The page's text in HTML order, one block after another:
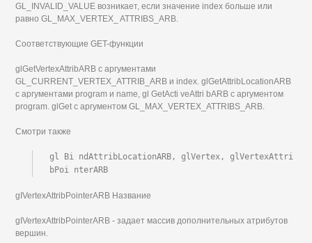
GL_INVALID_VALUE возникает, если значение index больше или
равно GL_MAX_VERTEX_ ATTRIBS_ARB.
Соответствующие GET-функции
glGetVertexAttribARB с аргументами
GL_CURRENT_VERTEX_ATTRIB_ARB и index. glGetAttribLocationARB
с аргументами program и name, gl GetActi veAttri bARB с аргументом
program. glGet с аргументом GL_MAX_VERTEX_ATTRIBS_ARB.
Смотри также
gl Bi ndAttribLocationARB, glVertex, glVertexAttri
bPoi nterARB
gIVertexAttribPointerARB Название
gIVertexAttribPointerARB - задает массив дополнительных атрибутов
вершин.